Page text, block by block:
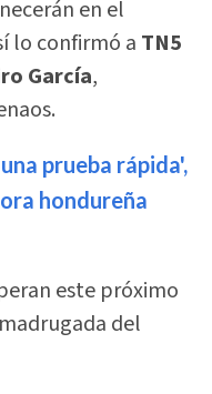
en el
lo confirmó a TN5
García,
prueba rápida',
hondureña
este próximo
del